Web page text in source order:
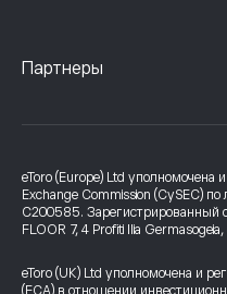
Партнеры
eToro (Europe) Ltd уполномочена
Exchange Commission (CySEC)
C200585. Зарегистрированный
FLOOR 7, 4 Profiti Ilia
eToro (UK) Ltd уполномочена и
(FCA) в отношении